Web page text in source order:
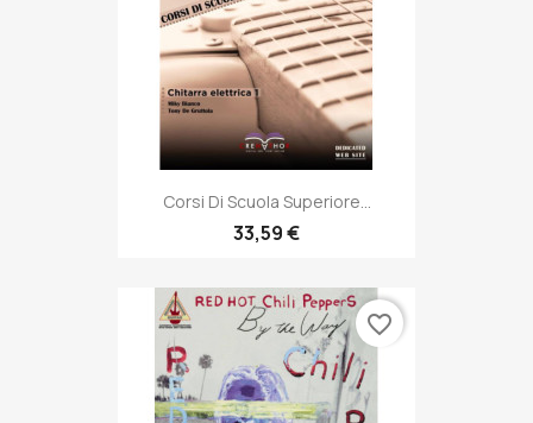
Corsi Di Scuola Superiore...
33,59 €
favorite_border